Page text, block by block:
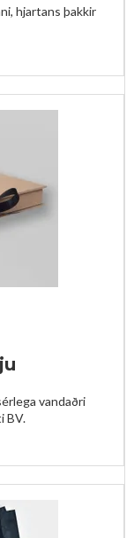
hjartans þakkir
vandaðri
BV.